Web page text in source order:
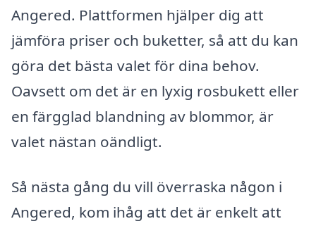
Angered. Plattformen hjälper dig att
jämföra priser och buketter, så att du kan
göra det bästa valet för dina behov.
Oavsett om det är en lyxig rosbukett eller
en färgglad blandning av blommor, är
valet nästan oändligt.
Så nästa gång du vill överraska någon i
Angered, kom ihåg att det är enkelt att